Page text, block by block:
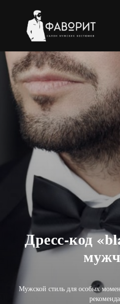
Дресс-код
Мужской стиль для особых